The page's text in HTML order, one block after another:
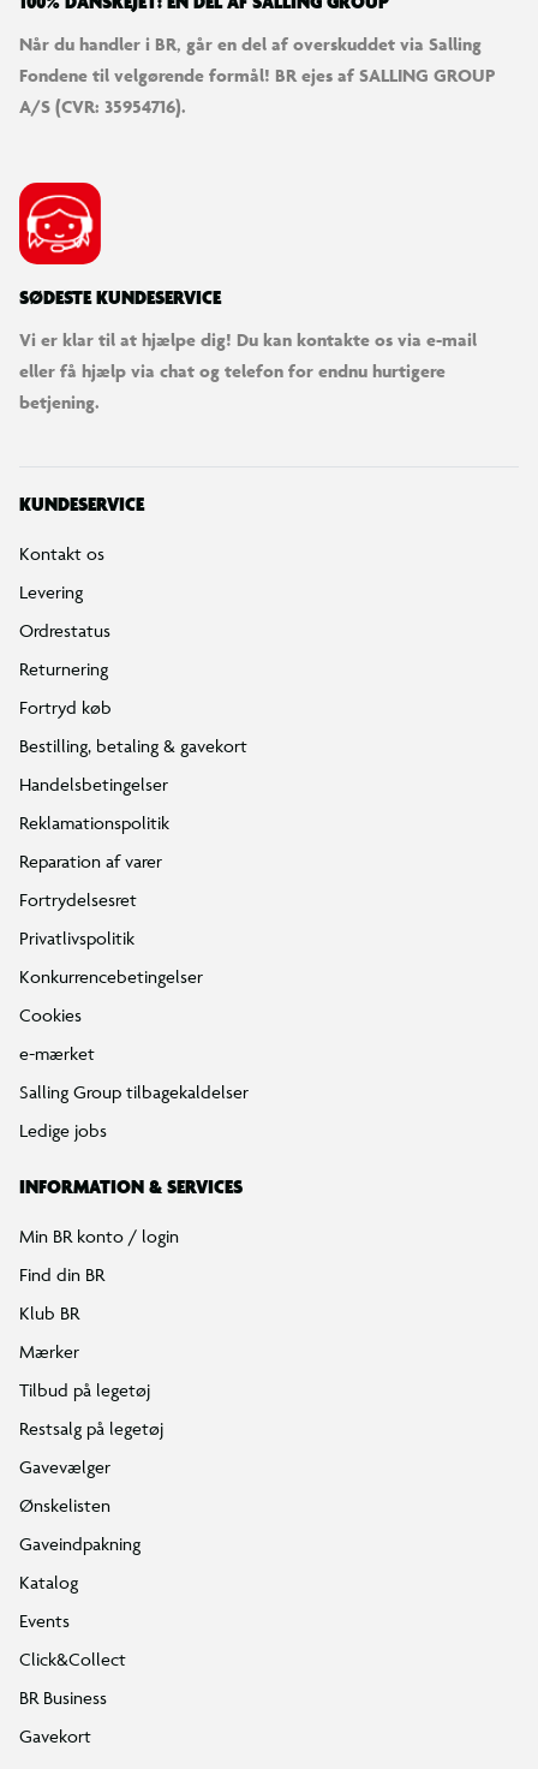
Når du handler i BR, går en del af overskuddet via Salling
Fondene til velgørende formål! BR ejes af SALLING GROUP
A/S (CVR: 35954716).
SØDESTE KUNDESERVICE
Vi er klar til at hjælpe dig! Du kan kontakte os via e-mail
eller få hjælp via chat og telefon for endnu hurtigere
betjening.
KUNDESERVICE
Kontakt os
Levering
Ordrestatus
Returnering
Fortryd køb
Bestilling, betaling & gavekort
Handelsbetingelser
Reklamationspolitik
Reparation af varer
Fortrydelsesret
Privatlivspolitik
Konkurrencebetingelser
Cookies
e-mærket
Salling Group tilbagekaldelser
Ledige jobs
INFORMATION & SERVICES
Min BR konto / login
Find din BR
Klub BR
Mærker
Tilbud på legetøj
Restsalg på legetøj
Gavevælger
Ønskelisten
Gaveindpakning
Katalog
Events
Click&Collect
BR Business
Gavekort